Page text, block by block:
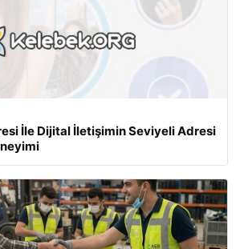
İle Dijital İletişimin Seviyeli Adresi